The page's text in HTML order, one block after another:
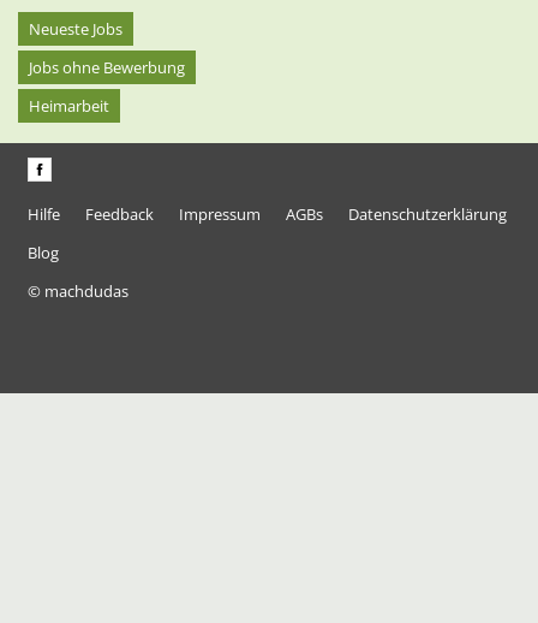
Neueste Jobs
Jobs ohne Bewerbung
Heimarbeit
Hilfe Feedback Impressum AGBs
Datenschutzerklärung
Blog
© machdudas